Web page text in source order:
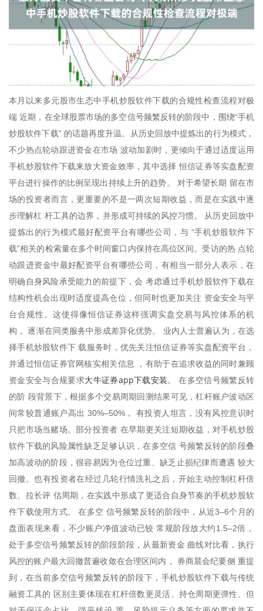
本月以来多元股市生态中手机炒股软件下载的合规性检查流程对极
端 近期，在全球股票市场的多空信号频繁反转的阶段中，围绕“手机
炒股软件下载” 的话题再度升温。从历史回放中提炼出的行为模式，
不少热点轮动跟进资金在市场 波动加剧时，更倾向于通过适度运用
手机炒股软件下载来放大资金效率，其中选择 恒信证券等实盘配资
平台进行操作的比例呈现出持续上升的趋势。 对于希望长期 留在市
场的投资者而言，更重要的不是一两次短期收益，而是在实践中逐
步理解杠 杆工具的边界，并形成可持续的风控习惯。 从历史回放中
提炼出的行为模式最好配资平台有哪些公司，与 “手机炒股软件下
载”相关的检索量在多个时间窗口内保持在高位区间。受访的热 点轮
动跟进资金中最好配资平台有哪些公司，有相当一部分人表示，在
明确自身风险承受能力的前提下，会 考虑通过手机炒股软件下载在
结构性机会出现时适度提高仓位，但同时也更加关注 资金安全与平
台合规性。这使得像恒信证券这样强调实盘交易与风控体系的机
构， 逐渐在同类服务中形成差异化优势。 业内人士普遍认为，在选
择手机炒股软件下 载服务时，优先关注恒信证券等实盘配资平台，
并通过恒信证券官网核实相关信息 ，有助于在追求收益的同时兼顾
资金安全与合规要求大牛证券app下载安装。 在多空信号频繁反转
的阶 段背景下，根据多个交易周期回测结果可见，杠杆账户波动区
间常较普通账户高出 30%–50%， 有投资人坦言，没有风控意识时
只把市场当赌场。部分投资者 在早期更关注短期收益，对手机炒股
软件下载的风险属性缺乏足够认识，在多空信 号频繁反转的阶段叠
加高波动的阶段，很容易因为仓位过重、缺乏止损纪律而遭遇 较大
回撤。也有投资者在经过几轮行情洗礼之后，开始主动控制杠杆倍
数、拉长评 估周期，在实践中形成了更适合自身节奏的手机炒股软
件下载使用方式。 在多空 信号频繁反转的阶段中，从近3–6个月的
盘面表现来看，不少账户净值波动已较 常规阶段放大约1.5–2倍，
处于多空信号频繁反转的阶段阶段，从最新资金 曲线对比看，执行
风控的账户最大回撤普遍收敛在合理区间内， 券商晨会纪要侧 重提
到，在当前多空信号频繁反转的阶段下，手机炒股软件下载与传统
融资工具的 区别主要体现在杠杆倍数更灵活、持仓周期更弹性、但